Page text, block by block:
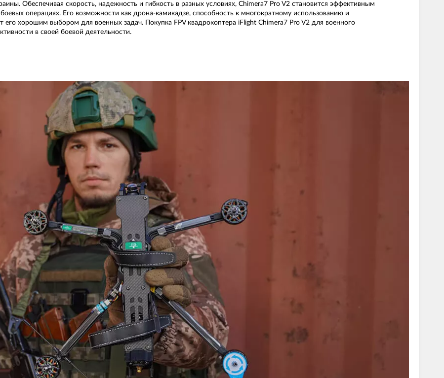
Обеспечивая скорость, надежность и гибкость в разных условиях, Chimera7 Pro V2 становится эффективным
операциях. Его возможности как дрона-камикадзе, способность к многократному использованию и
его хорошим выбором для военных задач. Покупка FPV квадрокоптера iFlight Chimera7 Pro V2 для военного
в своей боевой деятельности.